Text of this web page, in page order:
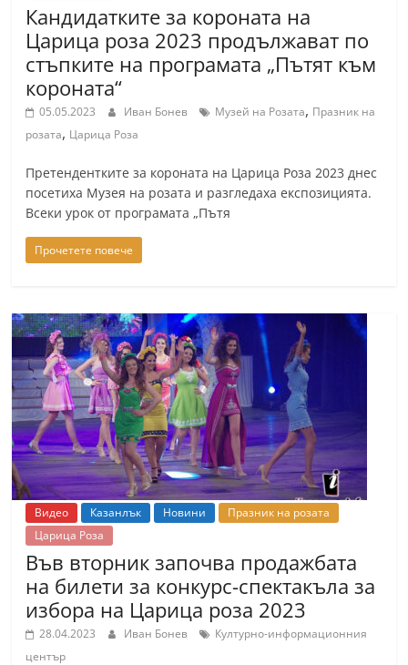
а
–
k
a
z
a
n
l
a
k
.
n
f
o
,
k
a
z
a
n
l
a
k
-
Кандидатките за короната на
Царица роза 2023 продължават по
стъпките на програмата „Пътят към
короната“
05.05.2023 Иван Бонев Музей на Розата, Празник на
розата, Царица Роза
Претендентките за короната на Царица Роза 2023 днес
посетиха Музея на розата и разгледаха експозицията.
Всеки урок от програмата „Пътя
Прочетете повече
Видео Казанлък Новини
Празник на розата
Царица Роза
Във вторник започва продажбата
на билети за конкурс-спектакъла за
избора на Царица роза 2023
28.04.2023 Иван Бонев
Културно-информационния
център